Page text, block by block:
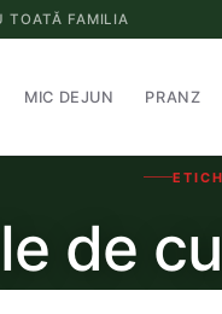
TOATĂ FAMILIA
MIC DEJUN PRANZ
de